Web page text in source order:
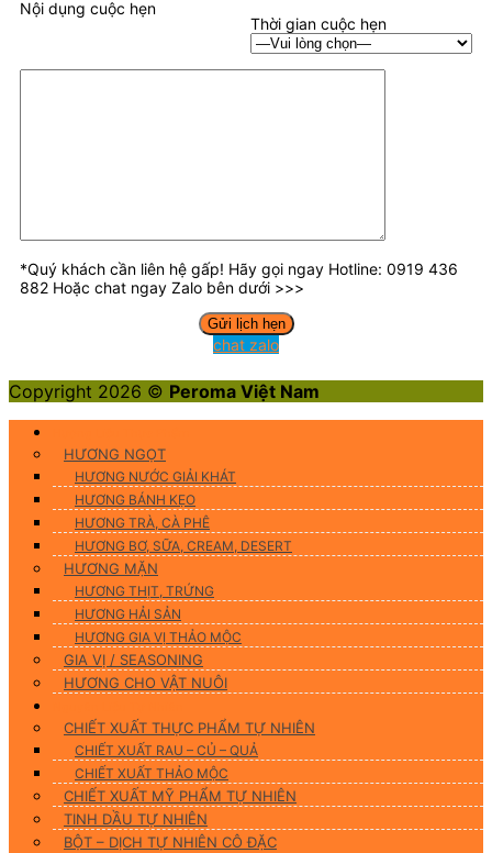
Thời gian cuộc hẹn
Nội dụng cuộc hẹn
*Quý khách cần liên hệ gấp! Hãy gọi ngay Hotline: 0919 436
882 Hoặc chat ngay Zalo bên dưới >>>
chat zalo
Copyright 2026 © Peroma Việt Nam
HƯƠNG NGỌT
HƯƠNG NƯỚC GIẢI KHÁT
HƯƠNG BÁNH KẸO
HƯƠNG TRÀ, CÀ PHÊ
HƯƠNG BƠ, SỮA, CREAM, DESERT
HƯƠNG MẶN
HƯƠNG THỊT, TRỨNG
HƯƠNG HẢI SẢN
HƯƠNG GIA VỊ THẢO MỘC
GIA VỊ / SEASONING
HƯƠNG CHO VẬT NUÔI
CHIẾT XUẤT THỰC PHẨM TỰ NHIÊN
CHIẾT XUẤT RAU – CỦ – QUẢ
CHIẾT XUẤT THẢO MỘC
CHIẾT XUẤT MỸ PHẨM TỰ NHIÊN
TINH DẦU TỰ NHIÊN
BỘT – DỊCH TỰ NHIÊN CÔ ĐẶC